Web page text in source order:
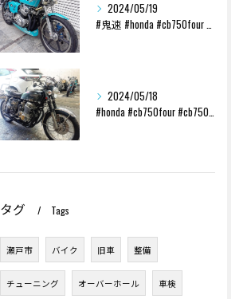
2024/05/19
#鬼速 #honda #cb750four #cb750k ...
2024/05/18
#honda #cb750four #cb750k #レスト...
タグ Tags
瀬戸市 バイク 旧車 整備
チューニング オーバーホール 車検